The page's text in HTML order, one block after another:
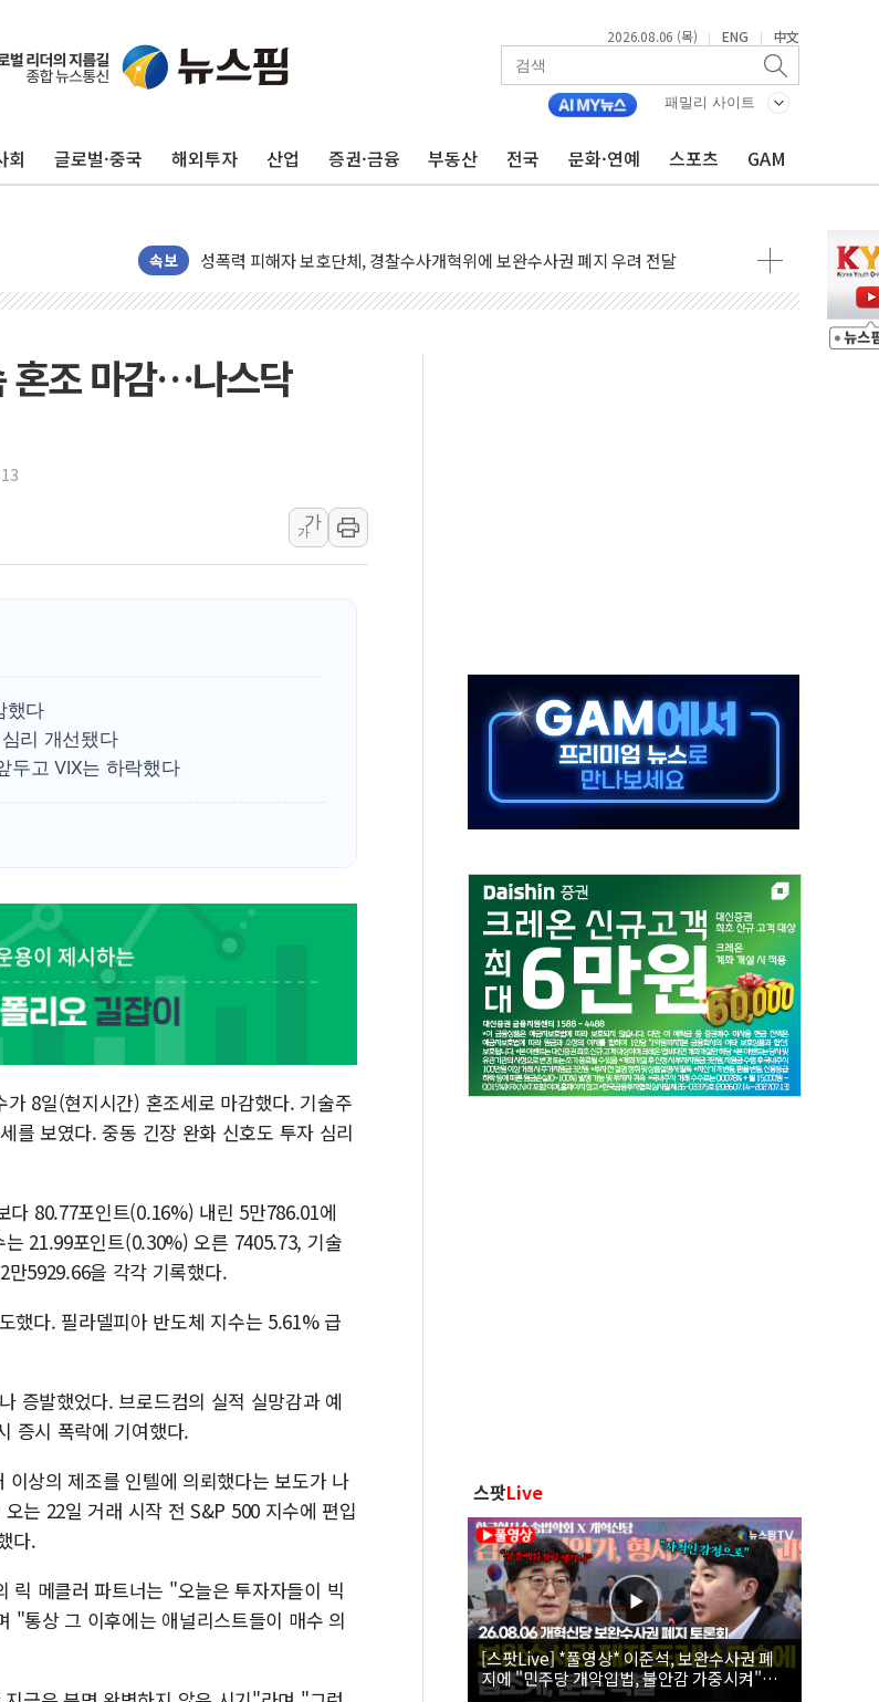
2026.08.06 (목) | ENG | 中文
패밀리 사이트
회 글로벌·중국 해외투자 산업 증권·금융 부동산 전국 문화·연예 스포츠 GAM
속보
빚투·레버리지 줄었지만, 반도체 두 종목에 코스피 '휘청'
[2보] 북, 원산서 동해상으로 단거리 탄도미사일 발사
종로·중구 오피스 78%가 준공 10년 이상…리뉴얼이 경쟁력 가른다
법원, '관저 이전 봐주기 감사' 유병호 구속적부심 기각
우크라, 러 탄도미사일 공격에 속수무책… 패트리엇 미사일 지원, 작년의 3분의 1
"5.18은 북한 지령" 설교한 목사 불구속 송치
[내일날씨] 절기상 '입추'에 폭염 절정…서울 한낮 39도
제천 바이오밸리 공장 옥상서 불…30여분 만에 진화
[속보] 북, 동해상으로 미상 발사체 발사
한국투자증권, 국내 최초 상반기 영업이익 2조 돌파
초등학교 앞서 '쾅'…대전 중구서 시내버스 등 3중 추돌·1명 부상
혼조 마감…나스닥
가
가
했다
리 개선됐다
두고 VIX는 하락했다
8일(현지시간) 혼조세로 마감했다. 기술주
를 보였다. 중동 긴장 완화 신호도 투자 심리
다 80.77포인트(0.16%) 내린 5만786.01에
21.99포인트(0.30%) 오른 7405.73, 기술
5929.66을 각각 기록했다.
했다. 필라델피아 반도체 지수는 5.61% 급
증발했었다. 브로드컴의 실적 실망감과 예
증시 폭락에 기여했다.
상의 제조를 인텔에 의뢰했다는 보도가 나
는 22일 거래 시작 전 S&P 500 지수에 편입
다.
릭 메클러 파트너는 "오늘은 투자자들이 빅
"통상 그 이후에는 애널리스트들이 매수 의
스팟Live
[스팟Live] *풀영상* 이준석, 보완수사권 폐
지에 "민주당 개악입법, 불안감 가중시켜"｜